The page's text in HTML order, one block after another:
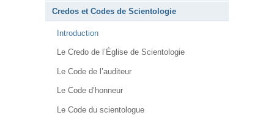
Credos et Codes de Scientologie
Introduction
Le Credo de l’Église de Scientologie
Le Code de l’auditeur
Le Code d’honneur
Le Code du scientologue